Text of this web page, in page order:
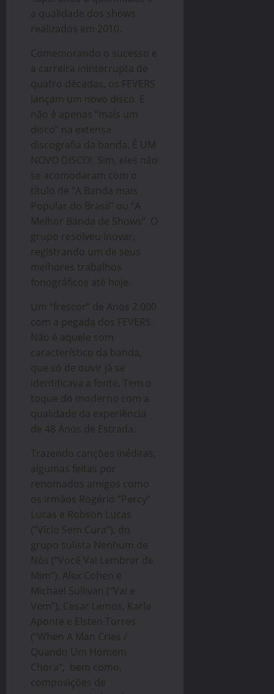
a qualidade dos shows
realizados em 2010.
Comemorando o sucesso e
a carreira ininterrupta de
quatro décadas, os FEVERS
lançam um novo disco. E
não é apenas “mais um
disco” na extensa
discografia da banda. É UM
NOVO DISCO! Sim, eles não
se acomodaram com o
título de “A Banda mais
Popular do Brasil” ou “A
Melhor Banda de Shows”. O
grupo resolveu inovar,
registrando um de seus
melhores trabalhos
fonográficos até hoje.
Um “frescor” de Anos 2.000
com a pegada dos FEVERS.
Não é aquele som
característico da banda,
que só de ouvir já se
identificava a fonte. Tem o
toque do moderno com a
qualidade da experiência
de 48 Anos de Estrada.
Trazendo canções inéditas,
algumas feitas por
renomados amigos como
os irmãos Rogério “Percy”
Lucas e Robson Lucas
(“Vício Sem Cura”), do
grupo sulista Nenhum de
Nós (“Você Vai Lembrar de
Mim”), Alex Cohen e
Michael Sullivan (“Vai e
Vem”), Cesar Lemos, Karla
Aponte e Elsten Torres
(“When A Man Cries /
Quando Um Homem
Chora”, bem como,
composições de